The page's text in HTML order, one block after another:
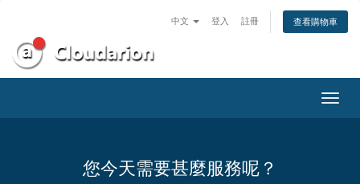
中文 登入 註冊 查看購物車
切
換
您今天需要甚麼服務呢？